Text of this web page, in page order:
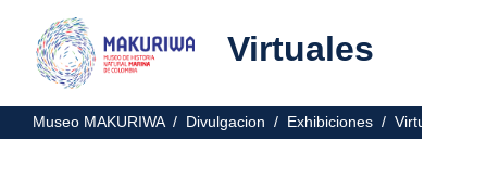
Virtuales
Museo MAKURIWA / Divulgacion / Exhibiciones / Virtuales /